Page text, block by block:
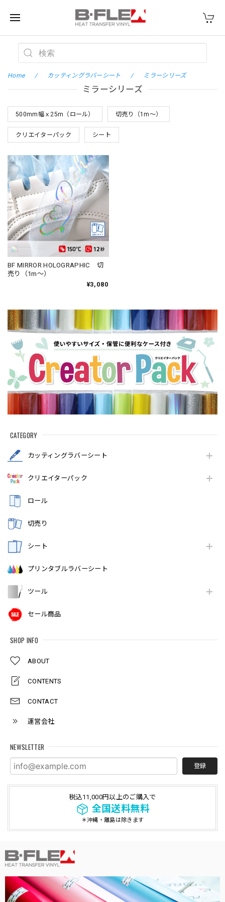
CATEGORY
カッティングラバーシート
クリエイターパック
ロール
切売り
シート
プリンタブルラバーシート
ツール
セール商品
SHOP INFO
ABOUT
CONTENTS
CONTACT
運営会社
NEWSLETTER
登録
税込11,000円以上のご購入で
全国送料無料
＊沖縄・離島は除きます
Home カッティングラバーシート ミラーシリーズ
ミラーシリーズ
500mm幅ｘ25m（ロール） 切売り（1m～）
クリエイターパック シート
BF MIRROR HOLOGRAPHIC 切
売り（1m～）
¥3,080